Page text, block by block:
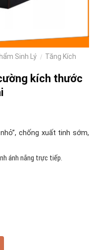
Sinh Lý / Tăng Kích
kích thước
chống xuất tinh sớm,
ánh nắng trực tiếp.